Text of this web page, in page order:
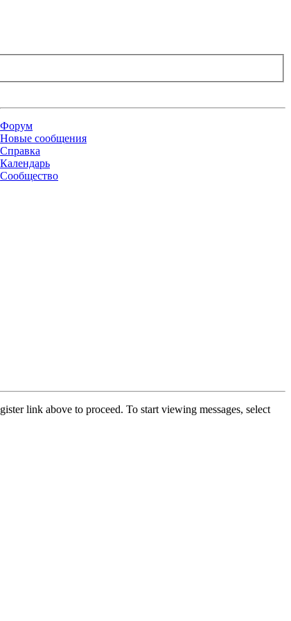
Форум
Новые сообщения
Справка
Календарь
Сообщество
link above to proceed. To start viewing messages, select